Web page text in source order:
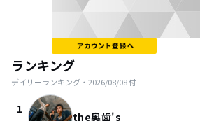
ランキング
デイリーランキング・ 2026/08/08付
1
the奥歯's